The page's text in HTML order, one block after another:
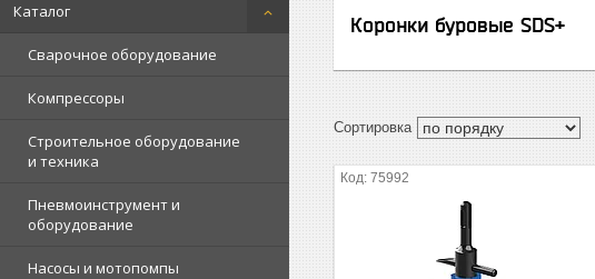
Каталог
Сварочное оборудование
Компрессоры
Строительное оборудование
и техника
Пневмоинструмент и
оборудование
Насосы и мотопомпы
Коронки буровые SDS+
75992